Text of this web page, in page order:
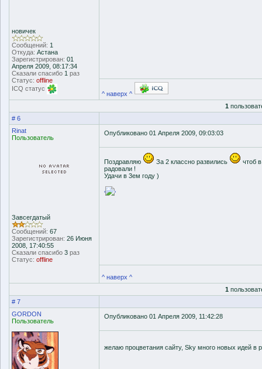
новичек
Сообщений: 1
Откуда: Астана
Зарегистрирован: 01
Апреля 2009, 08:17:34
Сказали спасибо 1 раз
Статус: offline
ICQ статус
^ наверх ^
1
# 6
Rinat
Пользователь
Завсегдатый
Сообщений: 67
Зарегистрирован: 26 Июня
2008, 17:40:55
Сказали спасибо 3 раз
Статус: offline
Опубликовано 01 Апреля 2009, 09:03:03
Поздравляю За 2 классно развились
чтоб
радовали !
Удачи в 3ем году )
' '
^ наверх ^
1
# 7
GORDON
Пользователь
Опубликовано 01 Апреля 2009, 11:42:28
желаю процветания сайту, Sky много новых идей